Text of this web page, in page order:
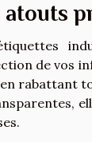
atouts
de vos
rabattant